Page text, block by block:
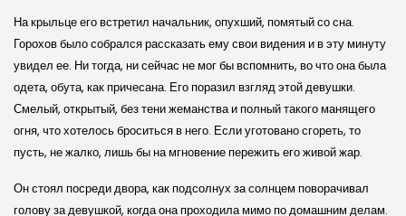
На крыльце его встретил начальник, опухший, помятый со сна.
Горохов было собрался рассказать ему свои видения и в эту минуту
увидел ее. Ни тогда, ни сейчас не мог бы вспомнить, во что она была
одета, обута, как причесана. Его поразил взгляд этой девушки.
Смелый, открытый, без тени жеманства и полный такого манящего
огня, что хотелось броситься в него. Если уготовано сгореть, то
пусть, не жалко, лишь бы на мгновение пережить его живой жар.
Он стоял посреди двора, как подсолнух за солнцем поворачивал
голову за девушкой, когда она проходила мимо по домашним делам.